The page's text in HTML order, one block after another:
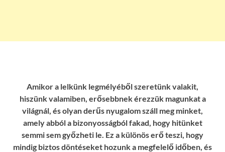
Amikor a lelkünk legmélyéből szeretünk valakit,
hiszünk valamiben, erősebbnek érezzük magunkat a
világnál, és olyan derűs nyugalom száll meg minket,
amely abból a bizonyosságból fakad, hogy hitünket
semmi sem győzheti le. Ez a különös erő teszi, hogy
mindig biztos döntéseket hozunk a megfelelő időben, és